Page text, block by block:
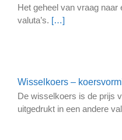
Het geheel van vraag
valuta’s. […]
Wisselkoers –
De wisselkoers is de prijs
uitgedrukt in een andere